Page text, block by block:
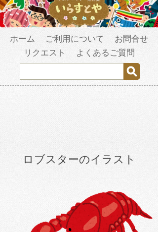
ホーム ご利用について
お問合せ
リクエスト
よくあるご質問
ロブスターのイラスト